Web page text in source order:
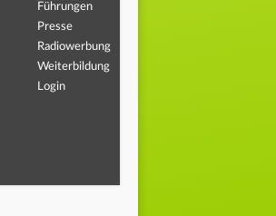
Führungen
Presse
Radiowerbung
Weiterbildung
Login